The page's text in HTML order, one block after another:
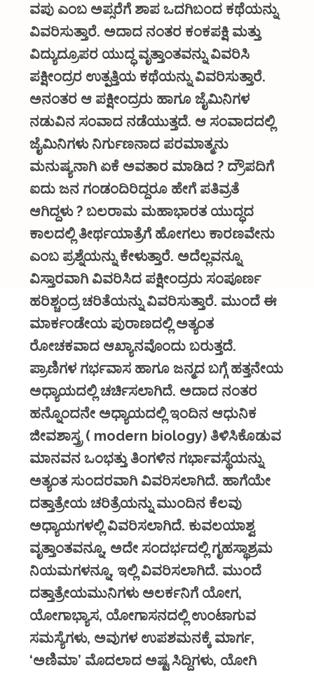
ವಪು ಎಂಬ ಅಪ್ಸರೆಗೆ ಶಾಪ ಒದಗಿಬಂದ ಕಥೆಯನ್ನು
ವಿವರಿಸುತ್ತಾರೆ. ಅದಾದ ನಂತರ ಕಂಕಪಕ್ಷಿ ಮತ್ತು
ವಿದ್ಯುದ್ರೂಪರ ಯುದ್ಧ ವೃತ್ತಾಂತವನ್ನು ವಿವರಿಸಿ
ಪಕ್ಷೀಂದ್ರರ ಉತ್ಪತ್ತಿಯ ಕಥೆಯನ್ನು ವಿವರಿಸುತ್ತಾರೆ.
ಅನಂತರ ಆ ಪಕ್ಷೀಂದ್ರರು ಹಾಗೂ ಜೈಮಿನಿಗಳ
ನಡುವಿನ ಸಂವಾದ ನಡೆಯುತ್ತದೆ. ಆ ಸಂವಾದದಲ್ಲಿ
ಜೈಮಿನಿಗಳು ನಿರ್ಗುಣನಾದ ಪರಮಾತ್ಮನು
ಮನುಷ್ಯನಾಗಿ ಏಕೆ ಅವತಾರ ಮಾಡಿದ ? ದ್ರೌಪದಿಗೆ
ಐದು ಜನ ಗಂಡಂದಿರಿದ್ದರೂ ಹೇಗೆ ಪತಿವ್ರತೆ
ಆಗಿದ್ದಳು ? ಬಲರಾಮ ಮಹಾಭಾರತ ಯುದ್ಧದ
ಕಾಲದಲ್ಲಿ ತೀರ್ಥಯಾತ್ರೆಗೆ ಹೋಗಲು ಕಾರಣವೇನು
ಎಂಬ ಪ್ರಶ್ನೆಯನ್ನು ಕೇಳುತ್ತಾರೆ. ಅದೆಲ್ಲವನ್ನೂ
ವಿಸ್ತಾರವಾಗಿ ವಿವರಿಸಿದ ಪಕ್ಷೀಂದ್ರರು ಸಂಪೂರ್ಣ
ಹರಿಶ್ಚಂದ್ರ ಚರಿತೆಯನ್ನು ವಿವರಿಸುತ್ತಾರೆ. ಮುಂದೆ ಈ
ಮಾರ್ಕಂಡೇಯ ಪುರಾಣದಲ್ಲಿ ಅತ್ಯಂತ
ರೋಚಕವಾದ ಆಖ್ಯಾನವೊಂದು ಬರುತ್ತದೆ.
ಪ್ರಾಣಿಗಳ ಗರ್ಭವಾಸ ಹಾಗೂ ಜನ್ಮದ ಬಗ್ಗೆ ಹತ್ತನೇಯ
ಅಧ್ಯಾಯದಲ್ಲಿ ಚರ್ಚಿಸಲಾಗಿದೆ. ಅದಾದ ನಂತರ
ಹನ್ನೊಂದನೇ ಅಧ್ಯಾಯದಲ್ಲಿ ಇಂದಿನ ಆಧುನಿಕ
ಜೀವಶಾಸ್ತ್ರ ( modern biology) ತಿಳಿಸಿಕೊಡುವ
ಮಾನವನ ಒಂಭತ್ತು ತಿಂಗಳಿನ ಗರ್ಭಾವಸ್ಥೆಯನ್ನು
ಅತ್ಯಂತ ಸುಂದರವಾಗಿ ವಿವರಿಸಲಾಗಿದೆ. ಹಾಗೆಯೇ
ದತ್ತಾತ್ರೇಯ ಚರಿತ್ರೆಯನ್ನು ಮುಂದಿನ ಕೆಲವು
ಅಧ್ಯಾಯಗಳಲ್ಲಿ ವಿವರಿಸಲಾಗಿದೆ. ಕುವಲಯಾಶ್ವ
ವೃತ್ತಾಂತವನ್ನೂ, ಅದೇ ಸಂದರ್ಭದಲ್ಲಿ ಗೃಹಸ್ಥಾಶ್ರಮ
ನಿಯಮಗಳನ್ನೂ, ಇಲ್ಲಿ ವಿವರಿಸಲಾಗಿದೆ. ಮುಂದೆ
ದತ್ತಾತ್ರೇಯಮುನಿಗಳು ಅಲರ್ಕನಿಗೆ ಯೋಗ,
ಯೋಗಾಭ್ಯಾಸ, ಯೋಗಾಸನದಲ್ಲಿ ಉಂಟಾಗುವ
ಸಮಸ್ಯೆಗಳು, ಅವುಗಳ ಉಪಶಮನಕ್ಕೆ ಮಾರ್ಗ,
‘ಅಣಿಮಾ’ ಮೊದಲಾದ ಅಷ್ಟ ಸಿದ್ದಿಗಳು, ಯೋಗಿ